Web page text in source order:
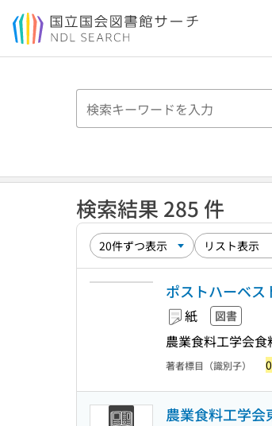
本文へ移動
検索結果 285 件
ポストハーベス
紙 図書
農業食料工学会
著者標目（識別子）
農業食料工学会